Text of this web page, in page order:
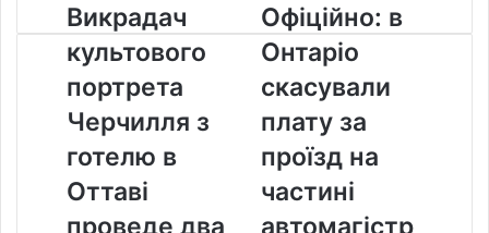
Викрадач
культового
портрета
Черчилля
з
готелю
в
Оттаві
проведе
Викрадач
культового
портрета
Черчилля з
готелю в
Оттаві
Офіційно:
в
Онтаріо
скасували
плату
за
проїзд
на
частині
Офіційно: в
Онтаріо
скасували
плату за
проїзд на
частині